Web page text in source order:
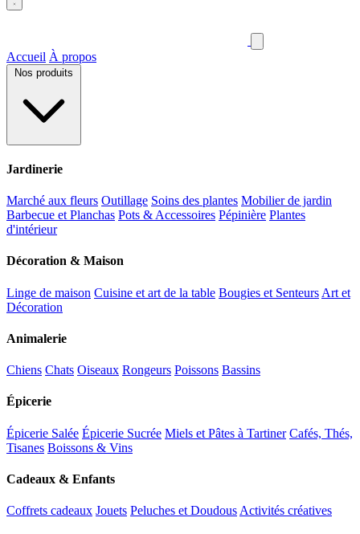
Accueil À propos
Nos produits
Jardinerie
Marché aux fleurs Outillage Soins des plantes Mobilier de jardin
Barbecue et Planchas Pots & Accessoires Pépinière Plantes
d'intérieur
Décoration & Maison
Linge de maison Cuisine et art de la table Bougies et Senteurs Art et
Décoration
Animalerie
Chiens Chats Oiseaux Rongeurs Poissons Bassins
Épicerie
Épicerie Salée Épicerie Sucrée Miels et Pâtes à Tartiner Cafés, Thés,
Tisanes Boissons & Vins
Cadeaux & Enfants
Coffrets cadeaux Jouets Peluches et Doudous Activités créatives